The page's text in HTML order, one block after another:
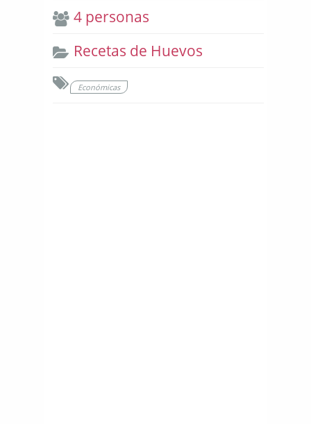
4 personas
Recetas de Huevos
Económicas